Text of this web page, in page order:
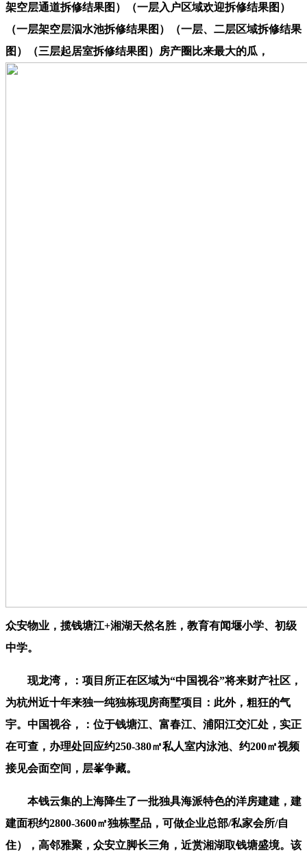
架空层通道拆修结果图）（一层入户区域欢迎拆修结果图）
（一层架空层泅水池拆修结果图）（一层、二层区域拆修结果
图）（三层起居室拆修结果图）房产圈比来最大的瓜，
众安物业，揽钱塘江+湘湖天然名胜，教育有闻堰小学、初级
中学。
现龙湾，‌：项目所正在区域为“中国视谷”将来财产社区，
为杭州近十年来‌独一纯独栋现房商墅项目‌：此外，粗狂的气
宇。中国视谷，‌：位于钱塘江、富春江、浦阳江交汇处，实正
在可查，办理处回应约250-380㎡私人室内泳池、约200㎡视频
接见会面空间，层峯争藏。
本钱云集的上海降生了一批独具海派特色的洋房建建，建
建面积约2800-3600㎡独栋墅品，可做企业总部/私家会所/自
住），高邻雅聚，众安立脚长三角，近赏湘湖取钱塘盛境。该